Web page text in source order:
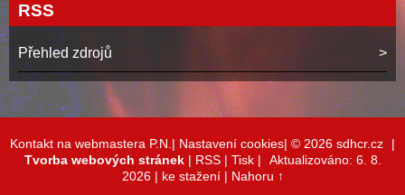
RSS
Přehled zdrojů
Kontakt na webmastera P.N.| Nastavení cookies| © 2026 sdhcr.cz
|
Tvorba webových stránek| RSS| Tisk|
Aktualizováno: 6. 8.
2026 | ke stažení | Nahoru ↑